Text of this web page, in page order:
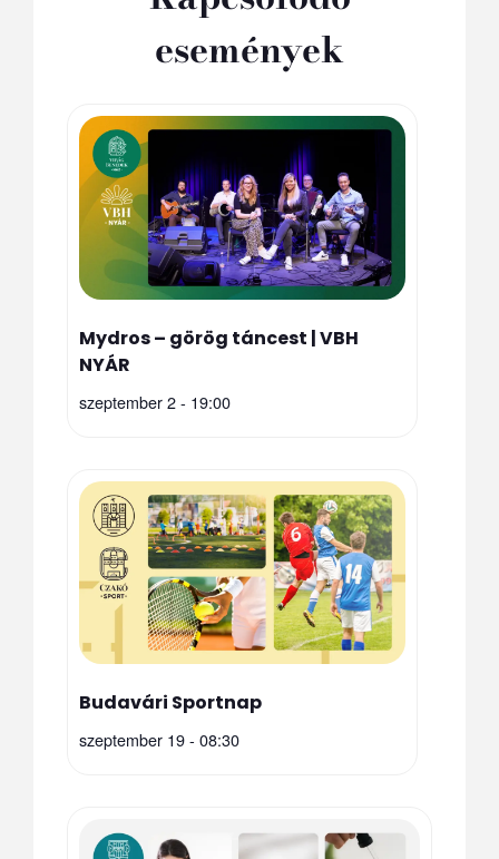
események
Mydros – görög táncest | VBH
NYÁR
szeptember 2 - 19:00
Budavári Sportnap
szeptember 19 - 08:30